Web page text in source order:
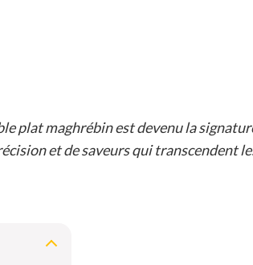
plat maghrébin est devenu la
et de saveurs qui transcendent